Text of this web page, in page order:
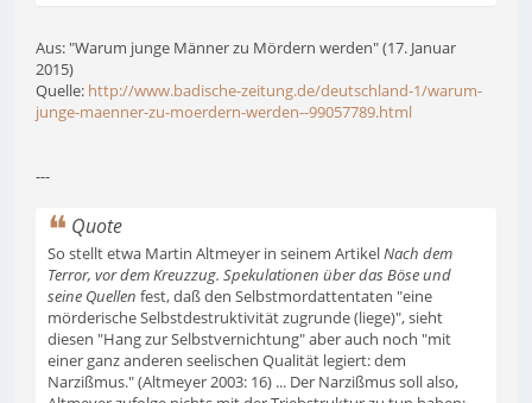
Aus: "Warum junge Männer zu Mördern werden" (17. Januar
2015)
Quelle: http://www.badische-zeitung.de/deutschland-1/warum-
junge-maenner-zu-moerdern-werden--99057789.html
---
Quote
So stellt etwa Martin Altmeyer in seinem ArtikelNach dem
Terror, vor dem Kreuzzug. Spekulationen über das Böse und
seine Quellen fest, daß den Selbstmordattentaten "eine
mörderische Selbstdestruktivität zugrunde (liege)", sieht
diesen "Hang zur Selbstvernichtung" aber auch noch "mit
einer ganz anderen seelischen Qualität legiert: dem
Narzißmus." (Altmeyer 2003: 16) ... Der Narzißmus soll also,